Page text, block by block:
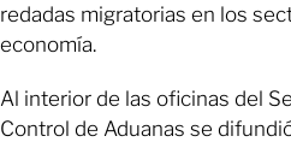
redadas migratorias en los
economía.
Al interior de las oficinas del
Control de Aduanas se